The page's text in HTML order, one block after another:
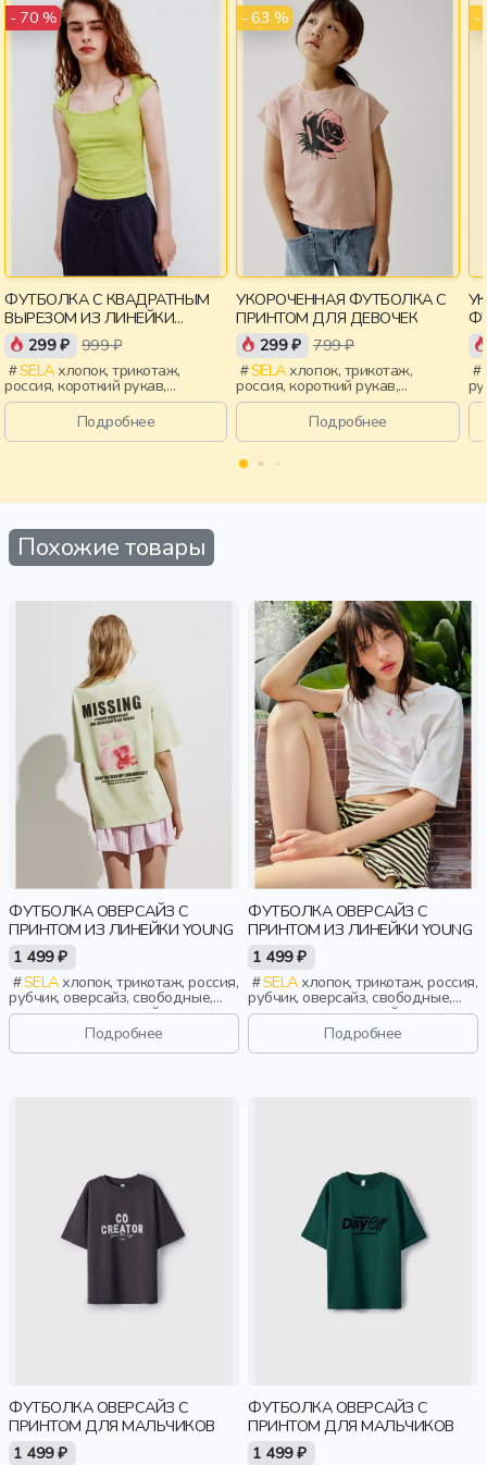
- 70 %
ФУТБОЛКА С КВАДРАТНЫМ
ВЫРЕЗОМ ИЗ ЛИНЕЙКИ
YOUNG
299 ₽ 999 ₽
SELAхлопок, трикотаж,
россия, короткий рукав,
короткие, прилегающие,
крылышки, вырез, девочки,
старшеклассники, дети
Подробнее
- 63 %
УКОРОЧЕННАЯ ФУТБОЛКА С
ПРИНТОМ ДЛЯ ДЕВОЧЕК
299 ₽ 799 ₽
SELAхлопок, трикотаж,
россия, короткий рукав,
укороченные, короткие,
прилегающие, принт, вырез,
круглый вырез, девочки, дети
Подробнее
-
Похожие товары
ФУТБОЛКА ОВЕРСАЙЗ С
ПРИНТОМ ИЗ ЛИНЕЙКИ YOUNG
1 499 ₽
SELAхлопок, трикотаж, россия,
рубчик, оверсайз, свободные,
принт, вырез, круглый вырез,
девочки, старшеклассники, дети
Подробнее
ФУТБОЛКА ОВЕРСАЙЗ С
ПРИНТОМ ИЗ ЛИНЕЙКИ YOUNG
1 499 ₽
SELAхлопок, трикотаж, россия,
рубчик, оверсайз, свободные,
принт, вырез, круглый вырез,
девочки, старшеклассники, дети
Подробнее
ФУТБОЛКА ОВЕРСАЙЗ С
ПРИНТОМ ДЛЯ МАЛЬЧИКОВ
1 499 ₽
ФУТБОЛКА ОВЕРСАЙЗ С
ПРИНТОМ ДЛЯ МАЛЬЧИКОВ
1 499 ₽